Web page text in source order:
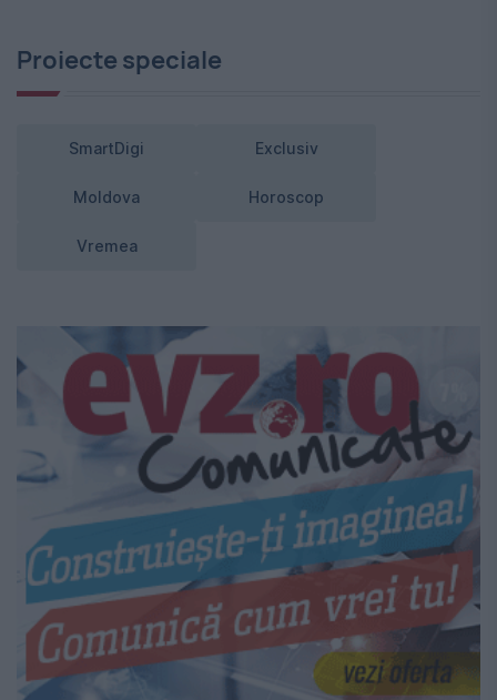
Proiecte speciale
SmartDigi Exclusiv
Moldova Horoscop
Vremea